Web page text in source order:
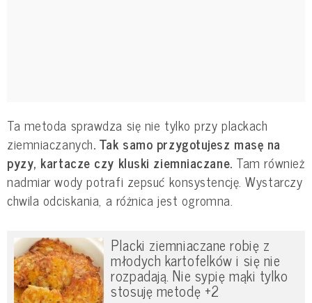
Ta metoda sprawdza się nie tylko przy plackach
ziemniaczanych. Tak samo przygotujesz masę na
pyzy, kartacze czy kluski ziemniaczane. Tam również
nadmiar wody potrafi zepsuć konsystencję. Wystarczy
chwila odciskania, a różnica jest ogromna.
Placki ziemniaczane robię z
młodych kartofelków i się nie
rozpadają. Nie sypię mąki tylko
stosuję metodę +2